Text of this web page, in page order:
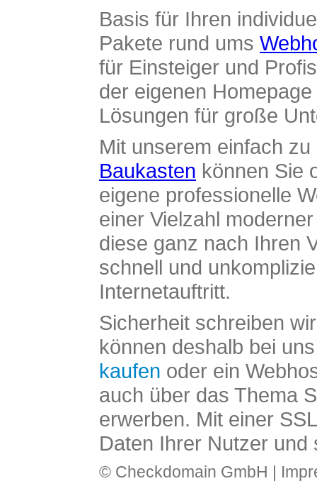
Basis für Ihren
Pakete rund ums
für Einsteiger und
der eigenen
Lösungen für große
Mit unserem einfach
Baukasten können Sie
eigene professionelle
einer Vielzahl
diese ganz nach Ihren
schnell und
Internetauftritt.
Sicherheit schreiben
können deshalb bei
kaufen oder ein
auch über das Thema
erwerben. Mit einer
Daten Ihrer Nutzer und
© Checkdomain GmbH |